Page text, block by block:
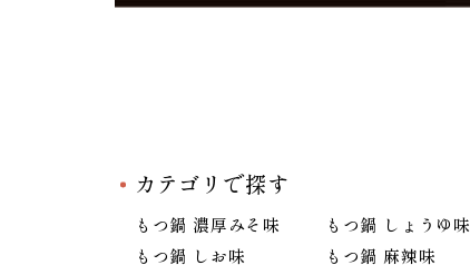
カテゴリで探す
もつ鍋 濃厚みそ味
もつ鍋 しょうゆ味
もつ鍋 しお味
もつ鍋 麻辣味